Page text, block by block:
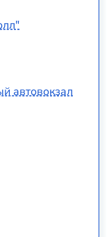
автовокзал